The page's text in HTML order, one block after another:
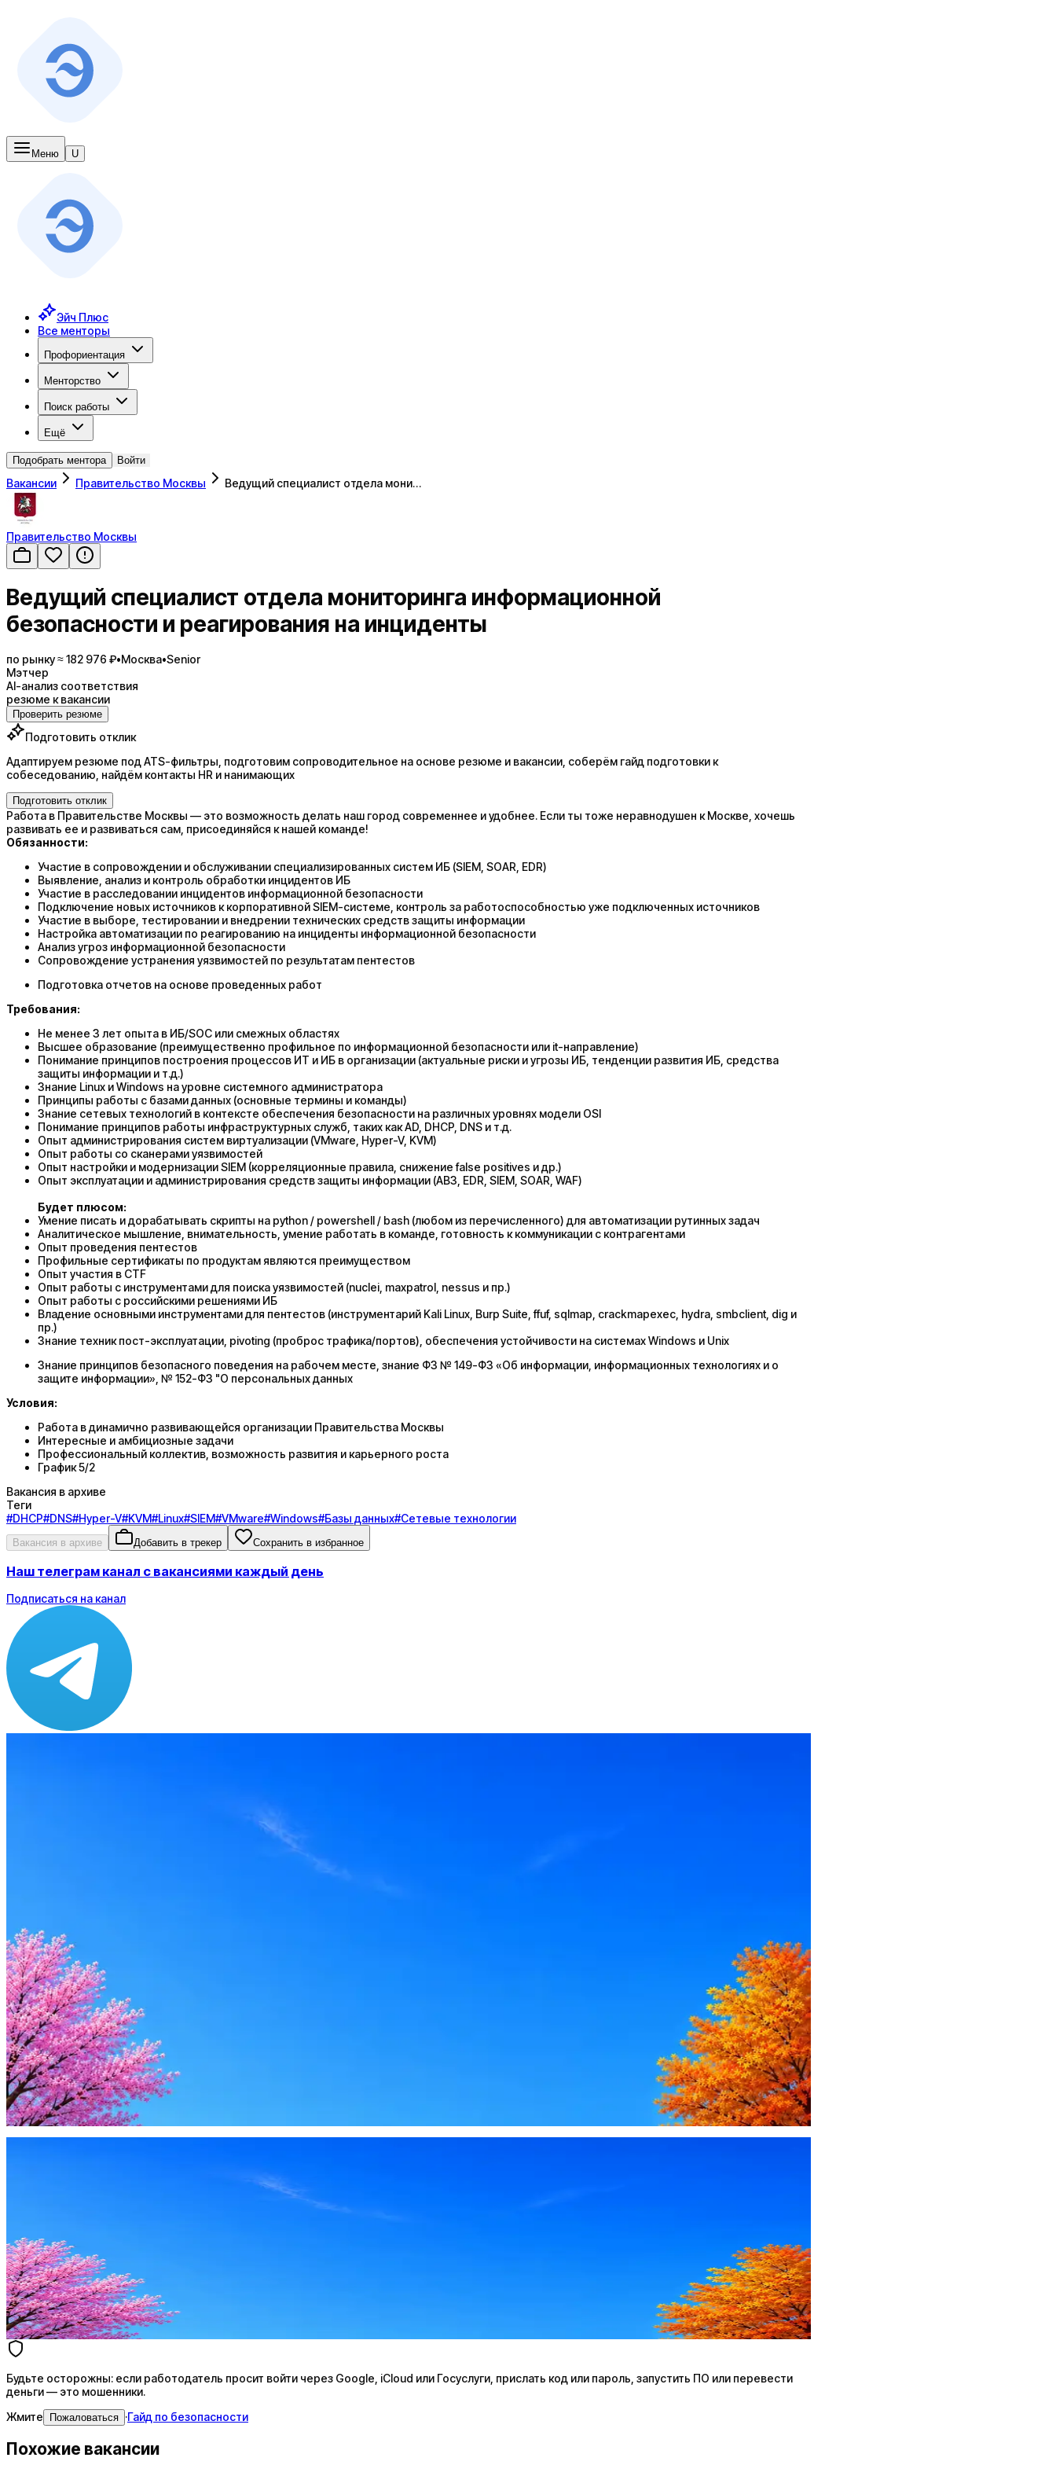
Меню U
Эйч Плюс
Все менторы
Профориентация
Менторство
Поиск работы
Ещё
Подобрать ментора Войти
Вакансии Правительство Москвы Ведущий специалист отдела мони…
Правительство Москвы
Ведущий специалист отдела мониторинга информационной
безопасности и реагирования на инциденты
по рынку ≈ 182 976 ₽•Москва•Senior
Мэтчер
AI-анализ соответствия
резюме к вакансии
Проверить резюме
Подготовить отклик
Адаптируем резюме под ATS-фильтры, подготовим сопроводительное на основе резюме и вакансии, соберём гайд подготовки к
собеседованию, найдём контакты HR и нанимающих
Подготовить отклик
Работа в Правительстве Москвы — это возможность делать наш город современнее и удобнее. Если ты тоже неравнодушен к Москве, хочешь
развивать ее и развиваться сам, присоединяйся к нашей команде!
Обязанности:
Участие в сопровождении и обслуживании специализированных систем ИБ (SIEM, SOAR, EDR)
Выявление, анализ и контроль обработки инцидентов ИБ
Участие в расследовании инцидентов информационной безопасности
Подключение новых источников к корпоративной SIEM-системе, контроль за работоспособностью уже подключенных источников
Участие в выборе, тестировании и внедрении технических средств защиты информации
Настройка автоматизации по реагированию на инциденты информационной безопасности
Анализ угроз информационной безопасности
Сопровождение устранения уязвимостей по результатам пентестов
Подготовка отчетов на основе проведенных работ
Требования:
Не менее 3 лет опыта в ИБ/SOC или смежных областях
Высшее образование (преимущественно профильное по информационной безопасности или it-направление)
Понимание принципов построения процессов ИТ и ИБ в организации (актуальные риски и угрозы ИБ, тенденции развития ИБ, средства
защиты информации и т.д.)
Знание Linux и Windows на уровне системного администратора
Принципы работы с базами данных (основные термины и команды)
Знание сетевых технологий в контексте обеспечения безопасности на различных уровнях модели OSI
Понимание принципов работы инфраструктурных служб, таких как AD, DHCP, DNS и т.д.
Опыт администрирования систем виртуализации (VMware, Hyper-V, KVM)
Опыт работы со сканерами уязвимостей
Опыт настройки и модернизации SIEM (корреляционные правила, снижение false positives и др.)
Опыт эксплуатации и администрирования средств защиты информации (АВЗ, EDR, SIEM, SOAR, WAF)
Будет плюсом:
Умение писать и дорабатывать скрипты на python / powershell / bash (любом из перечисленного) для автоматизации рутинных задач
Аналитическое мышление, внимательность, умение работать в команде, готовность к коммуникации с контрагентами
Опыт проведения пентестов
Профильные сертификаты по продуктам являются преимуществом
Опыт участия в CTF
Опыт работы с инструментами для поиска уязвимостей (nuclei, maxpatrol, nessus и пр.)
Опыт работы с российскими решениями ИБ
Владение основными инструментами для пентестов (инструментарий Kali Linux, Burp Suite, ffuf, sqlmap, crackmapexec, hydra, smbclient, dig и
пр.)
Знание техник пост-эксплуатации, pivoting (проброс трафика/портов), обеспечения устойчивости на системах Windows и Unix
Знание принципов безопасного поведения на рабочем месте, знание ФЗ № 149-ФЗ «Об информации, информационных технологиях и о
защите информации», № 152-ФЗ "О персональных данных
Условия:
Работа в динамично развивающейся организации Правительства Москвы
Интересные и амбициозные задачи
Профессиональный коллектив, возможность развития и карьерного роста
График 5/2
Вакансия в архиве
Теги
#DHCP#DNS#Hyper-V#KVM#Linux#SIEM#VMware#Windows#Базы данных#Сетевые технологии
Вакансия в архиве Добавить в трекер Сохранить в избранное
Наш телеграм канал с вакансиями каждый день
Подписаться на канал
AI генерация сопроводительных писем
4 990 ₽/мес
Купить доступ
Будьте осторожны: если работодатель просит войти через Google, iCloud или Госуслуги, прислать код или пароль, запустить ПО или перевести
деньги — это мошенники.
Жмите Пожаловаться ·Гайд по безопасности
Стратегия поиска с AI: рынки, позиции, вилка, каналы
AI-адаптация отклика под вакансию
AI генерация сопроводительных писем
4 990 ₽/мес
Купить доступ
Будьте осторожны: если работодатель просит войти через Google, iCloud или Госуслуги, прислать код или пароль, запустить ПО или перевести
деньги — это мошенники.
Жмите
Пожаловаться ·Гайд по безопасности
Похожие вакансии